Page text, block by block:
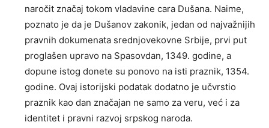
naročit značaj tokom vladavine cara Dušana. Naime,
poznato je da je Dušanov zakonik, jedan od najvažnijih
pravnih dokumenata srednjovekovne Srbije, prvi put
proglašen upravo na Spasovdan, 1349. godine, a
dopune istog donete su ponovo na isti praznik, 1354.
godine. Ovaj istorijski podatak dodatno je učvrstio
praznik kao dan značajan ne samo za veru, već i za
identitet i pravni razvoj srpskog naroda.